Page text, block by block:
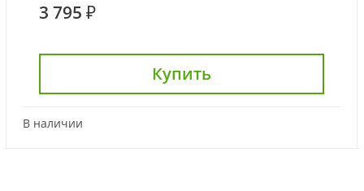
3 795 ₽
Купить
В наличии